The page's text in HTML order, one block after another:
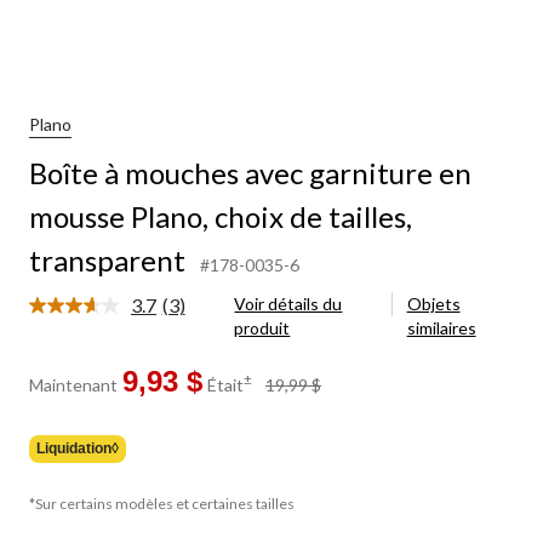
Plano
Boîte à mouches avec garniture en
mousse Plano, choix de tailles,
transparent
#178-0035-6
3.7 Lire
commentaires.
Lien
(3)
Voir détails du
produit
Objets
similaires
Maintenant 9,93 $ Était± 19,99 $
Liquidation◊
*Sur certains modèles et certaines tailles